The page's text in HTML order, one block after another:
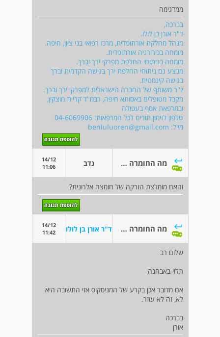
ממדגימה
בברכה,
ד"ר אורן בן לולו.
מנהל מחלקת אורתופדית, מרכז רפואי בני ציון, חיפה.
מומחה בכירורגיה אורתופדית.
מומחה בניתוחי החלפת מפרקי ירך וברך.
מבצע גם ניתוחי החלפת ירך בגישה הקדמית וברך
בגישה קינמטית.
יו"ר משותף של החברה הישראלית למפרקי ירך וברך.
מקבל מטופלים באסותא חיפה, רבמ"ד קריית מוצקין,
ובמרפאת אסף בעפולה
טלפון לזימון תורים לכל המרפאות: 04-6069906
מייל: benluluoren@gmail.com
מה החומרה של השחיקה בברך? נדב
14/12
11:06
והאם מומלצת הזרקה של חומצה אלרונית?
מה החומרה של השחיקה בברך? ד"ר אורן בן לולו
14/12
11:42
שלום רב
תלוי באבחנה
אם מדובר אכן בקרע של המניסקוס אזי התשובה היא
לא, זה לא עוזר.
בברכה
אורן